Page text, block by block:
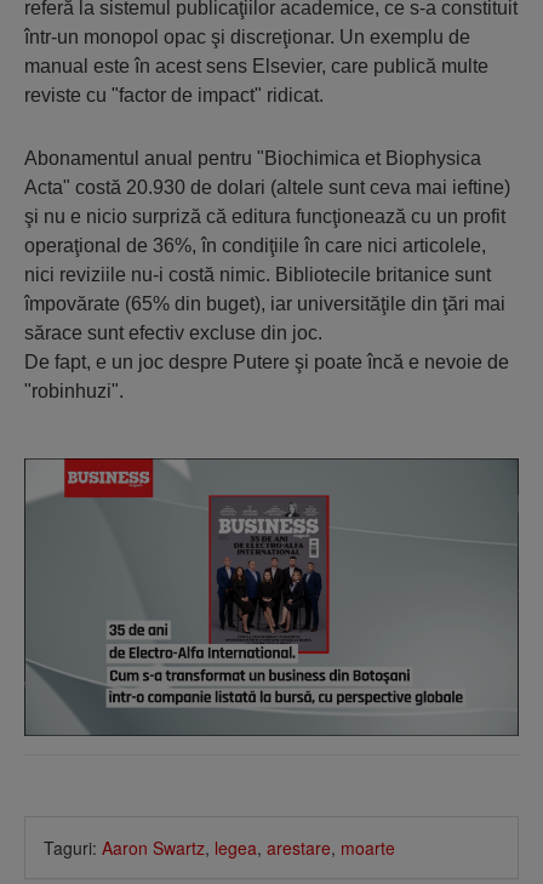
referă la sistemul publicaţiilor academice, ce s-a constituit
într-un monopol opac şi discreţionar. Un exemplu de
manual este în acest sens Elsevier, care publică multe
reviste cu "factor de impact" ridicat.
Abonamentul anual pentru "Biochimica et Biophysica
Acta" costă 20.930 de dolari (altele sunt ceva mai ieftine)
şi nu e nicio surpriză că editura funcţionează cu un profit
operaţional de 36%, în condiţiile în care nici articolele,
nici reviziile nu-i costă nimic. Bibliotecile britanice sunt
împovărate (65% din buget), iar universităţile din ţări mai
sărace sunt efectiv excluse din joc.
De fapt, e un joc despre Putere şi poate încă e nevoie de
"robinhuzi".
Taguri: Aaron Swartz, legea, arestare, moarte